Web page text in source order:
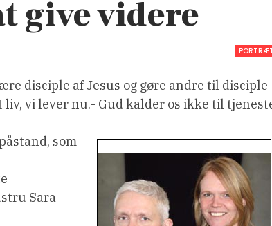
give videre
disciple af Jesus og gøre andre til disciple
liv, vi lever nu.- Gud kalder os ikke til
som
Sara